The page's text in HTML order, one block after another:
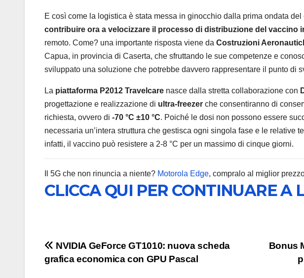
E così come la logistica è stata messa in ginocchio dalla prima ondata del
contribuire ora a velocizzare il processo di distribuzione del vaccino
remoto. Come? una importante risposta viene da Costruzioni
Capua, in provincia di Caserta, che sfruttando le sue competenze e
sviluppato una soluzione che potrebbe davvero rappresentare il punto di
La piattaforma P2012 Travelcare nasce dalla stretta collaborazione con
progettazione e realizzazione di ultra-freezer che consentiranno di
richiesta, ovvero di -70 °C ±10 °C. Poiché le dosi non possono essere
necessaria un’intera struttura che gestisca ogni singola fase e le relative
infatti, il vaccino può resistere a 2-8 °C per un massimo di cinque giorni.
Il 5G che non rinuncia a niente? Motorola Edge, compralo al miglior
CLICCA QUI PER CONTINUARE A
Navigazione
articoli
Bonus
NVIDIA GeForce GT1010: nuova scheda
grafica economica con GPU Pascal